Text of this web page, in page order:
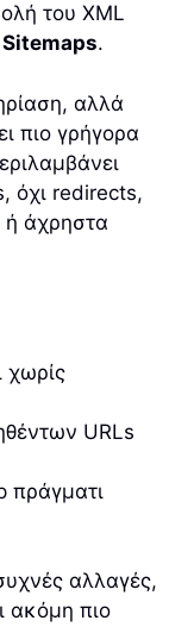
του XML
Sitemaps.
αλλά
πιο γρήγορα
όχι redirects,
ή άχρηστα
χωρίς
URLs
πράγματι
αλλαγές,
ακόμη πιο